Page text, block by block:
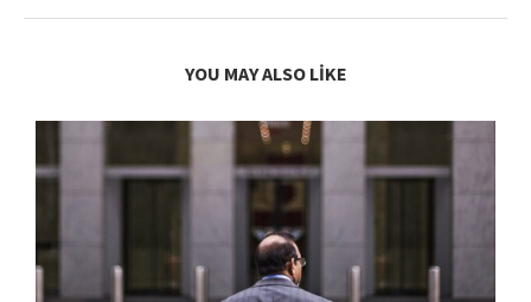
YOU MAY ALSO LIKE